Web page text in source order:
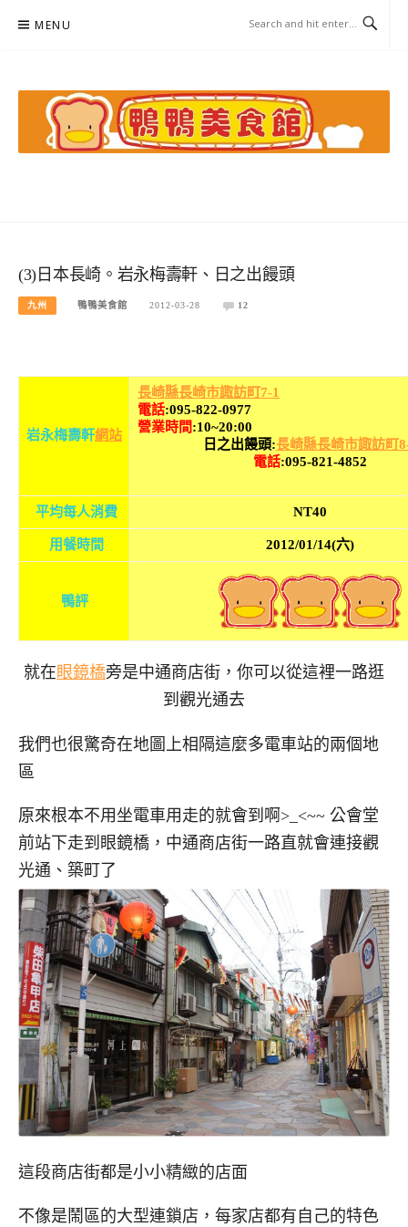
MENU
(3)日本長崎。岩永梅壽軒、日之出饅頭
九州 鴨鴨美食館 2012-03-28 12
岩永梅壽軒網站
長崎縣長崎市諏訪町7-1
電話:095-822-0977
營業時間:10~20:00
日之出饅頭:長崎縣長崎市諏訪町
電話:095-821-4852
平均每人消費 NT40
用餐時間 2012/01/14(六)
鴨評
就在眼鏡橋旁是中通商店街，你可以從這裡一路逛
到觀光通去
我們也很驚奇在地圖上相隔這麼多電車站的兩個地
區
原來根本不用坐電車用走的就會到啊>_<~~ 公會堂
前站下走到眼鏡橋，中通商店街一路直就會連接觀
光通、築町了
這段商店街都是小小精緻的店面
不像是鬧區的大型連鎖店，每家店都有自己的特色